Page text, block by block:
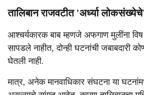
तालिबान राजवटीत 'अर्ध्या
आश्‍चर्यकारक बाब म्हणजे अफगाण मुलींना
सापडले नाहीत, दोन्ही घटनांची जबाबदारी
घेतली नाही.
मात्र, अनेक मानवाधिकार संघटना या